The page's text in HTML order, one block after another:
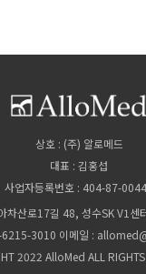
상호 : (주) 알로메드
대표 : 김홍섭
사업자등록번호 : 404-87-
차산로17길 48, 성수SK V1센
6215-3010 이메일 :
2022 AlloMed ALL RIGHTS